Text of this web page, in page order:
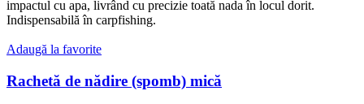
impactul cu apa, livrând cu precizie toată nada în locul dorit.
Indispensabilă în carpfishing.
Adaugă la favorite
Rachetă de nădire (spomb) mică